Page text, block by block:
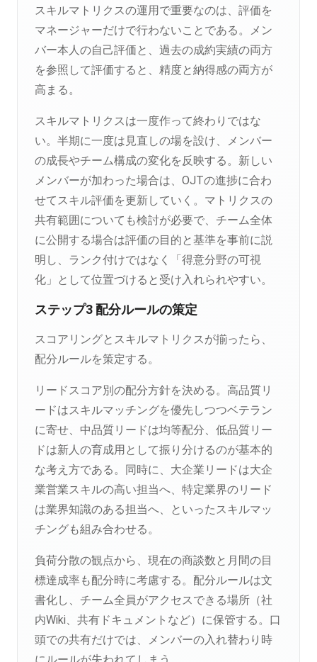
スキルマトリクスの運用で重要なのは、評価を
マネージャーだけで行わないことである。メン
バー本人の自己評価と、過去の成約実績の両方
を参照して評価すると、精度と納得感の両方が
高まる。
スキルマトリクスは一度作って終わりではな
い。半期に一度は見直しの場を設け、メンバー
の成長やチーム構成の変化を反映する。新しい
メンバーが加わった場合は、OJTの進捗に合わ
せてスキル評価を更新していく。マトリクスの
共有範囲についても検討が必要で、チーム全体
に公開する場合は評価の目的と基準を事前に説
明し、ランク付けではなく「得意分野の可視
化」として位置づけると受け入れられやすい。
ステップ3 配分ルールの策定
スコアリングとスキルマトリクスが揃ったら、
配分ルールを策定する。
リードスコア別の配分方針を決める。高品質リ
ードはスキルマッチングを優先しつつベテラン
に寄せ、中品質リードは均等配分、低品質リー
ドは新人の育成用として振り分けるのが基本的
な考え方である。同時に、大企業リードは大企
業営業スキルの高い担当へ、特定業界のリード
は業界知識のある担当へ、といったスキルマッ
チングも組み合わせる。
負荷分散の観点から、現在の商談数と月間の目
標達成率も配分時に考慮する。配分ルールは文
書化し、チーム全員がアクセスできる場所（社
内Wiki、共有ドキュメントなど）に保管する。口
頭での共有だけでは、メンバーの入れ替わり時